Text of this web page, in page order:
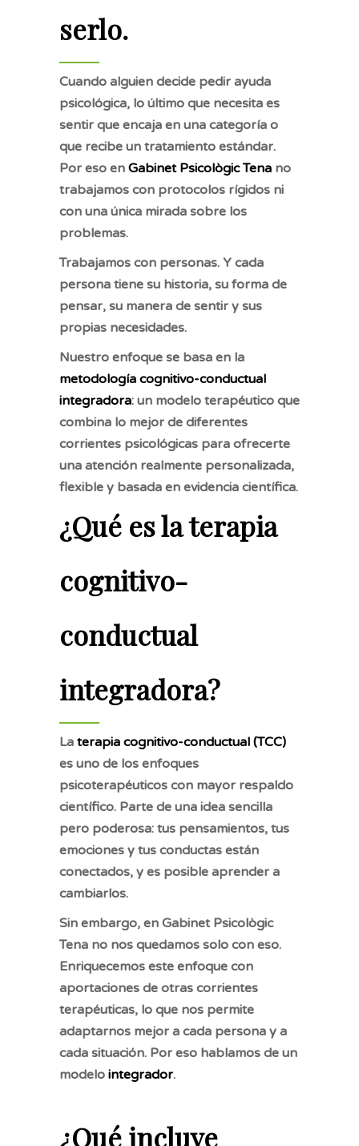
serlo.
Cuando alguien decide pedir ayuda
psicológica, lo último que necesita es
sentir que encaja en una categoría o
que recibe un tratamiento estándar.
Por eso en Gabinet Psicològic Tena no
trabajamos con protocolos rígidos ni
con una única mirada sobre los
problemas.
Trabajamos con personas. Y cada
persona tiene su historia, su forma de
pensar, su manera de sentir y sus
propias necesidades.
Nuestro enfoque se basa en la
metodología cognitivo-conductual
integradora: un modelo terapéutico que
combina lo mejor de diferentes
corrientes psicológicas para ofrecerte
una atención realmente personalizada,
flexible y basada en evidencia científica.
¿Qué es la terapia
cognitivo-
conductual
integradora?
La terapia cognitivo-conductual (TCC)
es uno de los enfoques
psicoterapéuticos con mayor respaldo
científico. Parte de una idea sencilla
pero poderosa: tus pensamientos, tus
emociones y tus conductas están
conectados, y es posible aprender a
cambiarlos.
Sin embargo, en Gabinet Psicològic
Tena no nos quedamos solo con eso.
Enriquecemos este enfoque con
aportaciones de otras corrientes
terapéuticas, lo que nos permite
adaptarnos mejor a cada persona y a
cada situación. Por eso hablamos de un
modelo integrador.
¿Qué incluye